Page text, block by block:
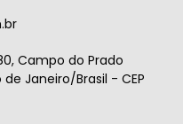
Campo do Prado
Janeiro/Brasil - CEP